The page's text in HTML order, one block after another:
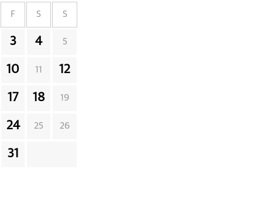
F S S
3 4 5
10 11 12
17 18 19
24 25 26
31